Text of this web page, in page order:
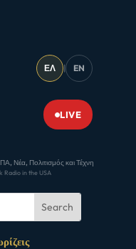
ΕΛ | EN
LIVE
Νέα, Πολιτισμός και Τέχνη
Radio in the USA